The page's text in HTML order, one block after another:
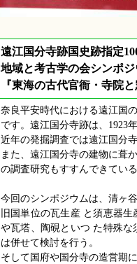
遠江国分寺跡国史跡指定
地域と考古学の会シンポジ
『東海の古代官衙・寺院と
奈良平安時代における遠江国
です。遠江国分寺跡は、1923
近年の発掘調査では遠江国分
また、遠江国分寺の建物に葺
の調査研究もすすんできている
今回のシンポジウムは、清ヶ
旧国単位の瓦生産 と須恵器
や瓦塔、陶硯といつ た特殊
は併せて検討を行う。
そして国府や国分寺の造営期